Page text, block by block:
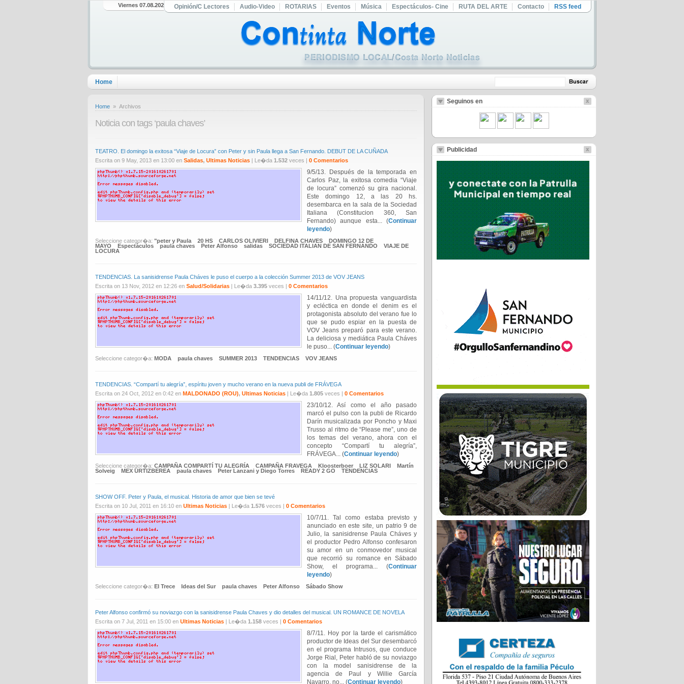
Viernes 07.08.2026 Opinión/C Lectores Audio-Video ROTARIAS Eventos Música Espectáculos- Cine RUTA DEL ARTE Contacto RSS feed
Home
Home » Archivos
Noticia con tags ‘paula chaves’
TEATRO. El domingo la exitosa “Viaje de Locura” con Peter y sin Paula llega a San Fernando. DEBUT DE LA CUÑADA
Escrita on 9 May, 2013 en 13:00 en Salidas, Ultimas Noticias | Le�da 1.532 veces | 0 Comentarios
9/5/13. Después de la temporada en
Carlos Paz, la exitosa comedia “Viaje
de locura” comenzó su gira nacional.
Este domingo 12, a las 20 hs.
desembarca en la sala de la Sociedad
Italiana (Constitucion 360, San
Fernando) aunque esta... (Continuar
leyendo)
Seleccione categor�a: "peter y Paula 20 HS CARLOS OLIVIERI DELFINA CHAVES
DOMINGO 12 DE
MAYO
Espectáculos paula chaves Peter Alfonso salidas SOCIEDAD ITALIAN DE SAN FERNANDO
VIAJE DE
LOCURA
TENDENCIAS. La sanisidrense Paula Cháves le puso el cuerpo a la colección Summer 2013 de VOV JEANS
Escrita on 13 Nov, 2012 en 12:26 en Salud/Solidarias | Le�da 3.395 veces | 0 Comentarios
14/11/12. Una propuesta vanguardista
y ecléctica en donde el denim es el
protagonista absoluto del verano fue lo
que se pudo espiar en la puesta de
VOV Jeans preparó para este verano.
La deliciosa y mediática Paula Cháves
le puso... (Continuar leyendo)
Seleccione categor�a: MODA paula chaves SUMMER 2013 TENDENCIAS VOV JEANS
TENDENCIAS. “Compartí tu alegría”, espíritu joven y mucho verano en la nueva publi de FRÁVEGA
Escrita on 24 Oct, 2012 en 0:42 en MALDONADO (ROU), Ultimas Noticias | Le�da 1.805 veces | 0 Comentarios
23/10/12. Así como el año pasado
marcó el pulso con la publi de Ricardo
Darín musicalizada por Poncho y Maxi
Trusso al ritmo de “Please me”, uno de
los temas del verano, ahora con el
concepto “Compartí tu alegría”,
FRÁVEGA... (Continuar leyendo)
Seleccione categor�a: CAMPAÑA COMPARTÍ TU ALEGRÍA CAMPAÑA FRAVEGA Kloosterboer LIZ SOLARI
Martín
Solveig
MEX URTIZBEREA paula chaves Peter Lanzani y Diego Torres READY 2 GO TENDENCIAS
SHOW OFF. Peter y Paula, el musical. Historia de amor que bien se tevé
Escrita on 10 Jul, 2011 en 16:10 en Ultimas Noticias | Le�da 1.576 veces | 0 Comentarios
10/7/11. Tal como estaba previsto y
anunciado en este site, un patrio 9 de
Julio, la sanisidrense Paula Cháves y
el productor Pedro Alfonso confesaron
su amor en un conmovedor musical
que recorrió su romance en Sábado
Show, el programa... (Continuar
leyendo)
Seleccione categor�a: El Trece Ideas del Sur paula chaves Peter Alfonso Sábado Show
Peter Alfonso confirmó su noviazgo con la sanisidrense Paula Chaves y dio detalles del musical. UN ROMANCE DE NOVELA
Escrita on 7 Jul, 2011 en 15:00 en Ultimas Noticias | Le�da 1.158 veces | 0 Comentarios
8/7/11. Hoy por la tarde el carismático
productor de Ideas del Sur desembarcó
en el programa Intrusos, que conduce
Jorge Rial, Peter habló de su noviazgo
con la model sanisidrense de la
agencia de Paul y Willie García
Navarro, no... (Continuar leyendo)
Seguinos en
Publicidad